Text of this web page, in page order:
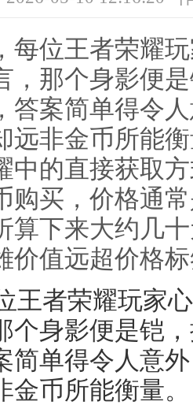
每位王者荣耀
，那个身影便
答案简单得令
远非金币所能
中的直接获取
购买，价格通
算下来大约几
价值远超价格
王者荣耀玩家
个身影便是铠
简单得令人意
币所能衡量。